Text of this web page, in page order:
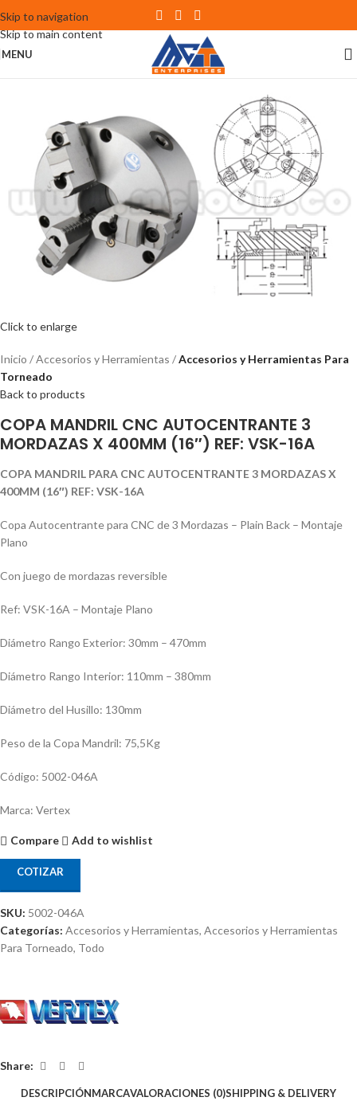
Skip to navigation
Skip to main content
MENU
Click to enlarge
Inicio Accesorios y Herramientas
Accesorios y Herramientas Para
Torneado
Back to products
COPA MANDRIL CNC AUTOCENTRANTE 3
MORDAZAS X 400MM (16″) REF: VSK-16A
COPA MANDRIL PARA CNC AUTOCENTRANTE 3 MORDAZAS X
400MM (16″) REF: VSK-16A
Copa Autocentrante para CNC de 3 Mordazas – Plain Back – Montaje
Plano
Con juego de mordazas reversible
Ref: VSK-16A – Montaje Plano
Diámetro Rango Exterior: 30mm – 470mm
Diámetro Rango Interior: 110mm – 380mm
Diámetro del Husillo: 130mm
Peso de la Copa Mandril: 75,5Kg
Código: 5002-046A
Marca: Vertex
Compare Add to wishlist
COTIZAR
SKU: 5002-046A
Categorías: Accesorios y Herramientas, Accesorios y Herramientas
Para Torneado, Todo
Share:
DESCRIPCIÓNMARCAVALORACIONES (0)SHIPPING & DELIVERY